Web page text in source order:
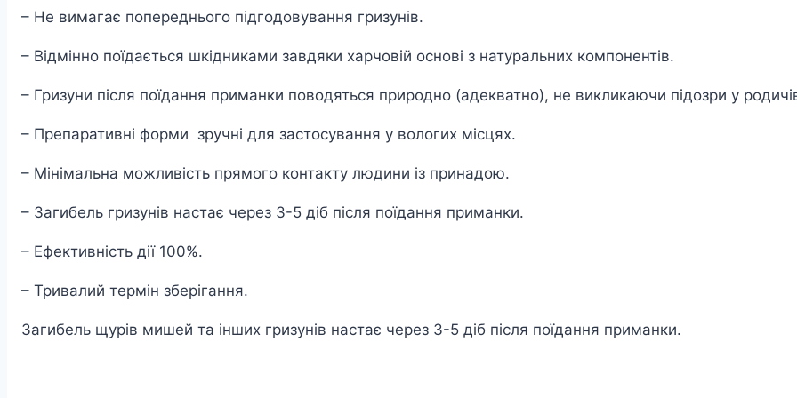
– Не вимагає попереднього підгодовування гризунів.
– Відмінно поїдається шкідниками завдяки харчовій основі з натуральних компонентів.
– Гризуни після поїдання приманки поводяться природно (адекватно), не викликаючи підозри у
– Препаративні форми зручні для застосування у вологих місцях.
– Мінімальна можливість прямого контакту людини із принадою.
– Загибель гризунів настає через 3-5 діб після поїдання приманки.
– Ефективність дії 100%.
– Тривалий термін зберігання.
Загибель щурів мишей та інших гризунів настає через 3-5 діб після поїдання приманки.